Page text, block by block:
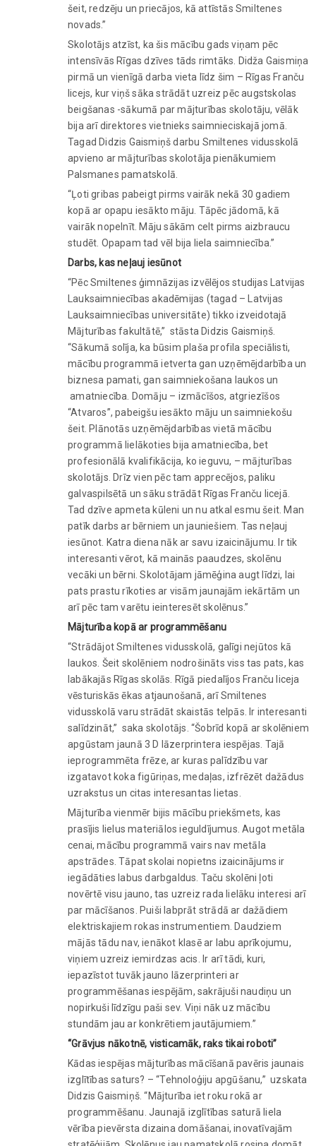
šeit, redzēju un priecājos, kā attīstās Smiltenes
novads.”
Skolotājs atzīst, ka šis mācību gads viņam pēc
intensīvās Rīgas dzīves tāds rimtāks. Didža Gaismiņa
pirmā un vienīgā darba vieta līdz šim – Rīgas Franču
licejs, kur viņš sāka strādāt uzreiz pēc augstskolas
beigšanas -sākumā par mājturības skolotāju, vēlāk
bija arī direktores vietnieks saimnieciskajā jomā.
Tagad Didzis Gaismiņš darbu Smiltenes vidusskolā
apvieno ar mājturības skolotāja pienākumiem
Palsmanes pamatskolā.
“Ļoti gribas pabeigt pirms vairāk nekā 30 gadiem
kopā ar opapu iesākto māju. Tāpēc jādomā, kā
vairāk nopelnīt. Māju sākām celt pirms aizbraucu
studēt. Opapam tad vēl bija liela saimniecība.”
Darbs, kas neļauj iesūnot
“Pēc Smiltenes ģimnāzijas izvēlējos studijas Latvijas
Lauksaimniecības akadēmijas (tagad – Latvijas
Lauksaimniecības universitāte) tikko izveidotajā
Mājturības fakultātē,” stāsta Didzis Gaismiņš.
“Sākumā solīja, ka būsim plaša profila speciālisti,
mācību programmā ietverta gan uzņēmējdarbība un
biznesa pamati, gan saimniekošana laukos un
amatniecība. Domāju – izmācīšos, atgriezīšos
“Atvaros”, pabeigšu iesākto māju un saimniekošu
šeit. Plānotās uzņēmējdarbības vietā mācību
programmā lielākoties bija amatniecība, bet
profesionālā kvalifikācija, ko ieguvu, – mājturības
skolotājs. Drīz vien pēc tam apprecējos, paliku
galvaspilsētā un sāku strādāt Rīgas Franču licejā.
Tad dzīve apmeta kūleni un nu atkal esmu šeit. Man
patīk darbs ar bērniem un jauniešiem. Tas neļauj
iesūnot. Katra diena nāk ar savu izaicinājumu. Ir tik
interesanti vērot, kā mainās paaudzes, skolēnu
vecāki un bērni. Skolotājam jāmēģina augt līdzi, lai
pats prastu rīkoties ar visām jaunajām iekārtām un
arī pēc tam varētu ieinteresēt skolēnus.”
Mājturība kopā ar programmēšanu
“Strādājot Smiltenes vidusskolā, galīgi nejūtos kā
laukos. Šeit skolēniem nodrošināts viss tas pats, kas
labākajās Rīgas skolās. Rīgā piedalījos Franču liceja
vēsturiskās ēkas atjaunošanā, arī Smiltenes
vidusskolā varu strādāt skaistās telpās. Ir interesanti
salīdzināt,” saka skolotājs. “Šobrīd kopā ar skolēniem
apgūstam jaunā 3 D lāzerprintera iespējas. Tajā
ieprogrammēta frēze, ar kuras palīdzību var
izgatavot koka figūriņas, medaļas, izfrēzēt dažādus
uzrakstus un citas interesantas lietas.
Mājturība vienmēr bijis mācību priekšmets, kas
prasījis lielus materiālos ieguldījumus. Augot metāla
cenai, mācību programmā vairs nav metāla
apstrādes. Tāpat skolai nopietns izaicinājums ir
iegādāties labus darbgaldus. Taču skolēni ļoti
novērtē visu jauno, tas uzreiz rada lielāku interesi arī
par mācīšanos. Puiši labprāt strādā ar dažādiem
elektriskajiem rokas instrumentiem. Daudziem
mājās tādu nav, ienākot klasē ar labu aprīkojumu,
viņiem uzreiz iemirdzas acis. Ir arī tādi, kuri,
iepazīstot tuvāk jauno lāzerprinteri ar
programmēšanas iespējām, sakrājuši naudiņu un
nopirkuši līdzīgu paši sev. Viņi nāk uz mācību
stundām jau ar konkrētiem jautājumiem.”
“Grāvjus nākotnē, visticamāk, raks tikai roboti”
Kādas iespējas mājturības mācīšanā pavēris jaunais
izglītības saturs? – “Tehnoloģiju apgūšanu,” uzskata
Didzis Gaismiņš. “Mājturība iet roku rokā ar
programmēšanu. Jaunajā izglītības saturā liela
vērība pievērsta dizaina domāšanai, inovatīvajām